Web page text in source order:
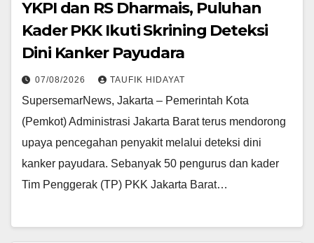
YKPI dan RS Dharmais, Puluhan
Kader PKK Ikuti Skrining Deteksi
Dini Kanker Payudara
07/08/2026 TAUFIK HIDAYAT
SupersemarNews, Jakarta – Pemerintah Kota
(Pemkot) Administrasi Jakarta Barat terus mendorong
upaya pencegahan penyakit melalui deteksi dini
kanker payudara. Sebanyak 50 pengurus dan kader
Tim Penggerak (TP) PKK Jakarta Barat…